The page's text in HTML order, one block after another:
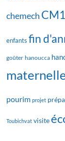
chemech CM1
enfants fin
goûter hanoucca
pourim projet
Toubichvat visite